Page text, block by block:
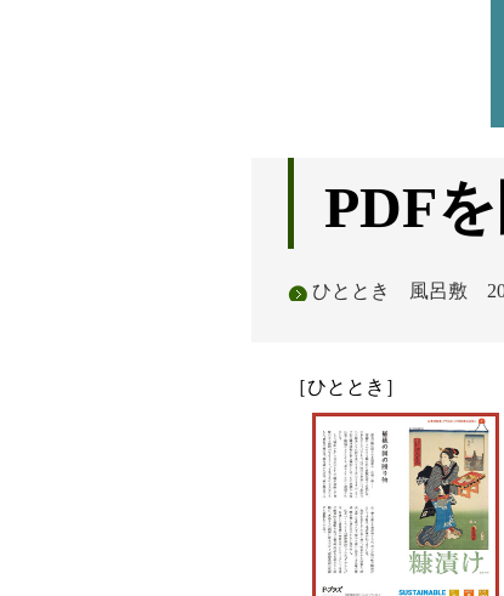
PDFを
ひととき 風呂敷
［ひととき］